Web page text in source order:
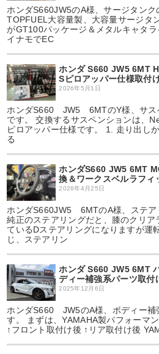
ホンダS660JW5のA様、サージタンク
TOPFUEL大容量製、大容量サージタ
がGT100パッケージ＆メタルキャタ
イナモでEC
ホンダ S660 JW5 6MT
Sピロアッパー仕様取付
2026年5月1日
ホンダS660 JW5 6MTのY様、サス
です。 交換するサスペンションは、
ピロアッパー仕様です。 1. 走り出し
る
ホンダS660 JW5 6MT
換＆ワークスベルラフ
2026年4月25日
ホンダS660JW5 6MTのA様、ステア
純正のステアリングだと、膝のクリ
ているDステアリングになりますが運
じ、ステアリン
ホンダ S660 JW5 6MT
ディー補強系パーツ取付
2025年12月6日
ホンダS660 JW5のA様、ボディー補
す。 まずは、YAMAHA製パフォーマ
↑フロント取付け後 ↑リア取付け後